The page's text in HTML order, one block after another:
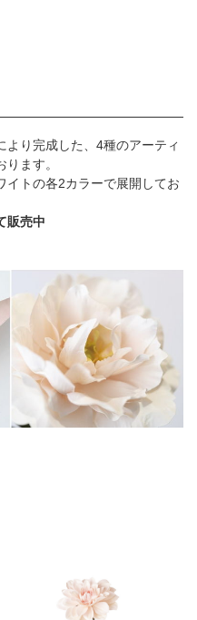
り完成した、4種のアーティ
ます。
イトの各2カラーで展開してお
販売中